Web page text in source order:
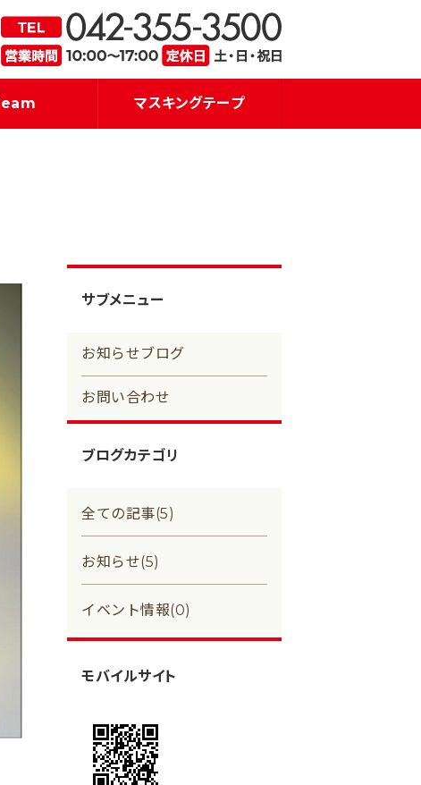
販売｜アイズプロジェクト
マスキングテープ
サブメニュー
お知らせブログ
お問い合わせ
ブログカテゴリ
全ての記事(5)
お知らせ(5)
イベント情報(0)
モバイルサイト